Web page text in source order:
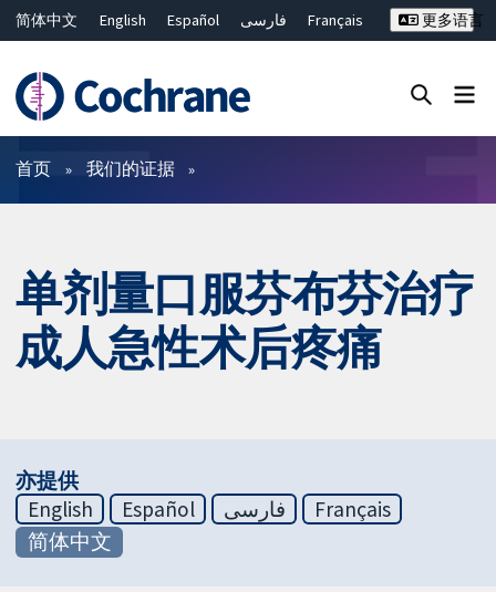
简体中文 English Español فارسی
Français
ไทย
繁體中文
更多语言
过滤
首页 我们的证据
单剂量口服芬布芬治疗
成人急性术后疼痛
亦提供
English
Español فارسی
Français
简体中文